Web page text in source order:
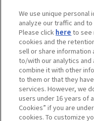
採用情報
サステナビリティ
お問い合わせ
ウェブサイトご利用条件 ソー
個人情報及び特定個人情報等
We use unique
analyze our traffic and
Please click here to see
cookies and the
sell or share
to/with our analytics
combine it with other
to them or that they
services. However, we
users under 16 years of
Cookies” if you are
cookies. To customize